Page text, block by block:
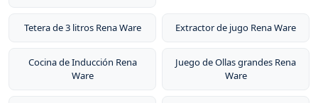
Tetera de 3 litros Rena Ware Extractor de jugo Rena Ware
Cocina de Inducción Rena
Ware
Juego de Ollas grandes Rena
Ware